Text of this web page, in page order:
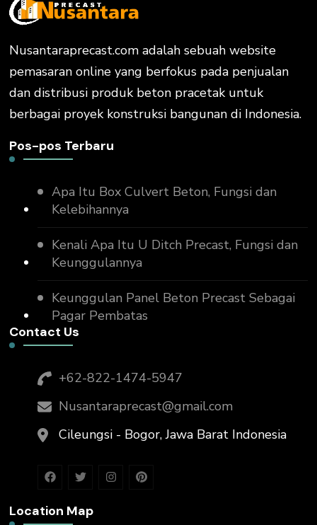
Nusantaraprecast.com adalah sebuah website
pemasaran online yang berfokus pada penjualan
dan distribusi produk beton pracetak untuk
berbagai proyek konstruksi bangunan di Indonesia.
Pos-pos Terbaru
Apa Itu Box Culvert Beton, Fungsi dan
Kelebihannya
Kenali Apa Itu U Ditch Precast, Fungsi dan
Keunggulannya
Keunggulan Panel Beton Precast Sebagai
Pagar Pembatas
Contact Us
+62-822-1474-5947
Nusantaraprecast@gmail.com
Cileungsi - Bogor, Jawa Barat Indonesia
Location Map